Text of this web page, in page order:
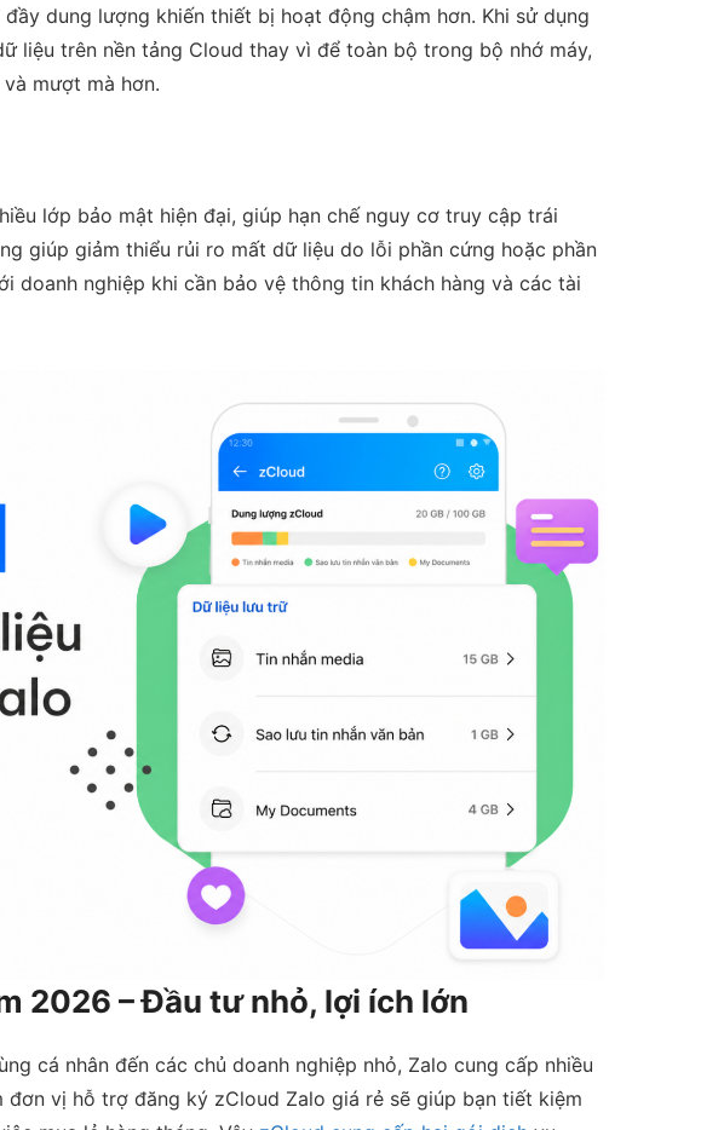
dung lượng khiến thiết bị hoạt động chậm hơn. Khi sử dụng
liệu trên nền tảng Cloud thay vì để toàn bộ trong bộ nhớ máy,
mượt mà hơn.
lớp bảo mật hiện đại, giúp hạn chế nguy cơ truy cập trái
giúp giảm thiểu rủi ro mất dữ liệu do lỗi phần cứng hoặc phần
doanh nghiệp khi cần bảo vệ thông tin khách hàng và các tài
2026 – Đầu tư nhỏ, lợi ích lớn
cá nhân đến các chủ doanh nghiệp nhỏ, Zalo cung cấp nhiều
vị hỗ trợ đăng ký zCloud Zalo giá rẻ sẽ giúp bạn tiết kiệm